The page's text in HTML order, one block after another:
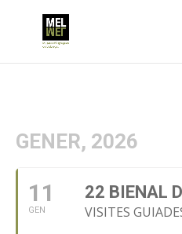
GENER, 2026
11
GEN
22 BIENAL
VISITES